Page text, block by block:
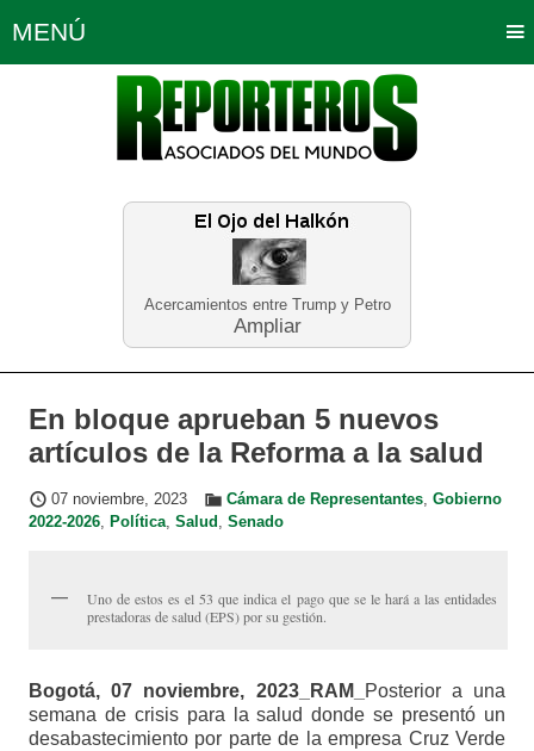
Acercamientos entre Trump y Petro
Ampliar
MENÚ
Política Opinión Bogotá
Planeta Tierra Deportes
Educación Neira
En bloque aprueban 5 nuevos
artículos de la Reforma a la salud
07 noviembre, 2023 Cámara de Representantes, Gobierno
2022-2026, Política, Salud , Senado
Uno de estos es el 53 que indica el pago que se le hará a las entidades
prestadoras de salud (EPS) por su gestión.
Bogotá, 07 noviembre, 2023_RAM_
Posterior a una
semana de crisis para la salud donde se presentó un
desabastecimiento por parte de la empresa Cruz Verde